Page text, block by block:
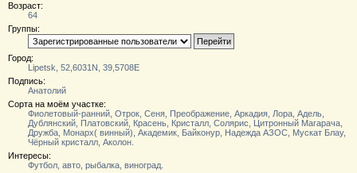
Возраст:
64
Группы:
Город:
Lipetsk, 52,6031N, 39,5708E
Подпись:
Анатолий
Сорта на моём участке:
Фиолетовый-ранний, Отрок, Сеня, Преображение, Аркадия, Лора, Адель,
Дублянский, Платовский, Красень, Кристалл, Солярис, Цитронный Магарача,
Дружба, Монарх( винный), Академик, Байконур, Надежда АЗОС, Мускат Блау,
Чёрный кристалл, Аколон.
Интересы:
Футбол, авто, рыбалка, виноград.